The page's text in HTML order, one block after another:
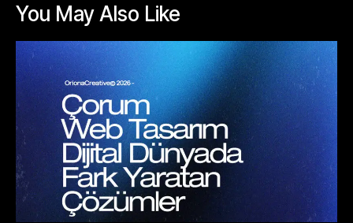
You May Also Like